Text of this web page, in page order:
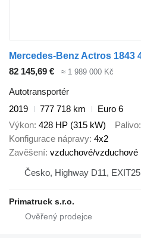
82 145,69 € ≈ 1 989 000 Kč
Autotransportér
2019
777 718 km
Euro 6
Výkon 428 HP (315 kW) Palivo
Konfigurace nápravy 4x2
Zavěšení vzduchové/vzduchové
Česko, Highway D11, EXIT25
Primatruck s.r.o.